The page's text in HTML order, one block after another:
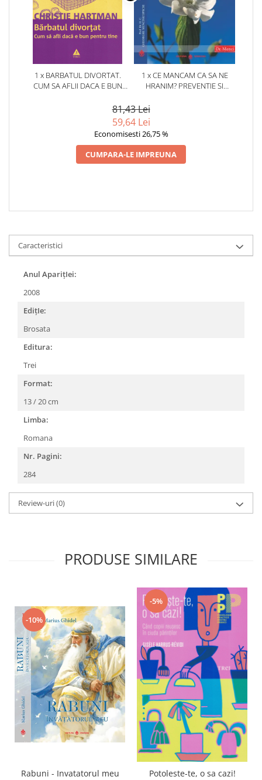
1 x BARBATUL DIVORTAT.
CUM SA AFLII DACA E BUN
1 x CE MANCAM CA SA NE
HRANIM? PREVENTIE SI
CARDIOVASCULARE SI IN
81,43 Lei
59,64 Lei
Economisesti 26,75 %
CUMPARA-LE IMPREUNA
Caracteristici
Anul AparițIei:
2008
EdițIe:
Brosata
Editura:
Trei
Format:
13 / 20 cm
Limba:
Romana
Nr. Pagini:
284
Review-uri(0)
PRODUSE SIMILARE
-10%
Rabuni - Invatatorul meu
-5%
Potoleste-te, o sa cazi!